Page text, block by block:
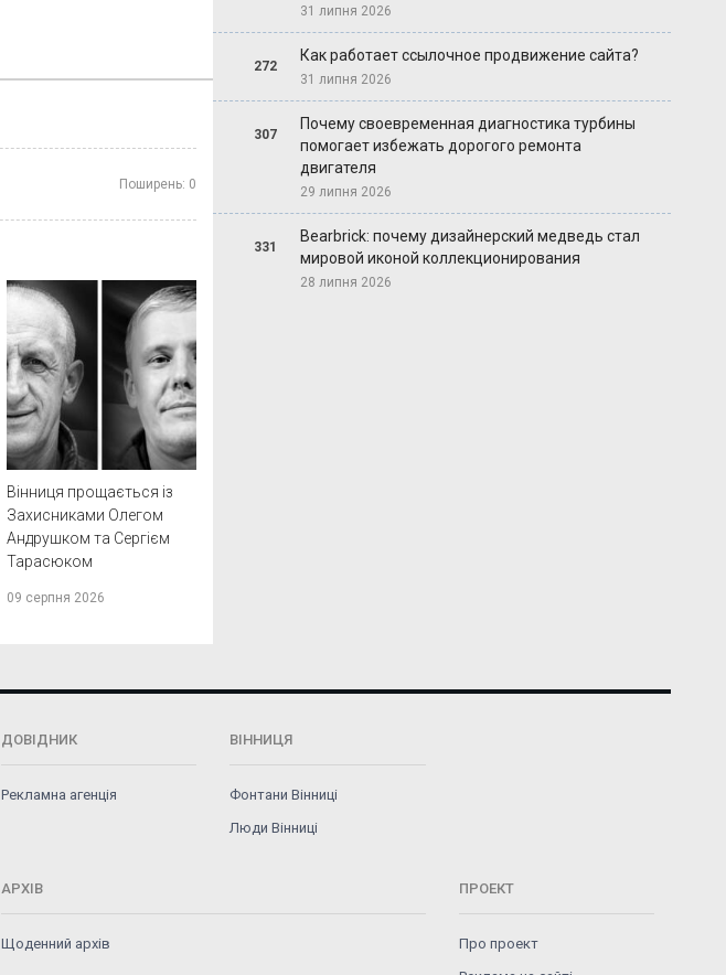
Поширень: 0
Вінниця прощається із
Захисниками Олегом
Андрушком та Сергієм
Тарасюком
09 серпня 2026
31 липня 2026
272
Как работает ссылочное продвижение сайта?
31 липня 2026
307
Почему своевременная диагностика турбины
помогает избежать дорогого ремонта
двигателя
29 липня 2026
331
Bearbrick: почему дизайнерский медведь стал
мировой иконой коллекционирования
28 липня 2026
ДОВІДНИК
Рекламна агенція
ВІННИЦЯ
Фонтани Вінниці
Люди Вінниці
АРХІВ
Щоденний архів
ПРОЕКТ
Про проект